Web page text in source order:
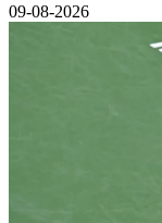
09-08-2026